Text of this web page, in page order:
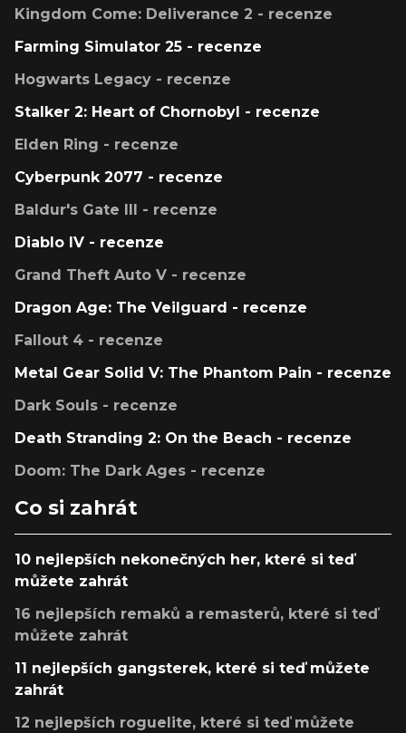
Kingdom Come: Deliverance 2 - recenze
Farming Simulator 25 - recenze
Hogwarts Legacy - recenze
Stalker 2: Heart of Chornobyl - recenze
Elden Ring - recenze
Cyberpunk 2077 - recenze
Baldur's Gate III - recenze
Diablo IV - recenze
Grand Theft Auto V - recenze
Dragon Age: The Veilguard - recenze
Fallout 4 - recenze
Metal Gear Solid V: The Phantom Pain - recenze
Dark Souls - recenze
Death Stranding 2: On the Beach - recenze
Doom: The Dark Ages - recenze
Co si zahrát
10 nejlepších nekonečných her, které si teď
můžete zahrát
16 nejlepších remaků a remasterů, které si teď
můžete zahrát
11 nejlepších gangsterek, které si teď můžete
zahrát
12 nejlepších roguelite, které si teď můžete